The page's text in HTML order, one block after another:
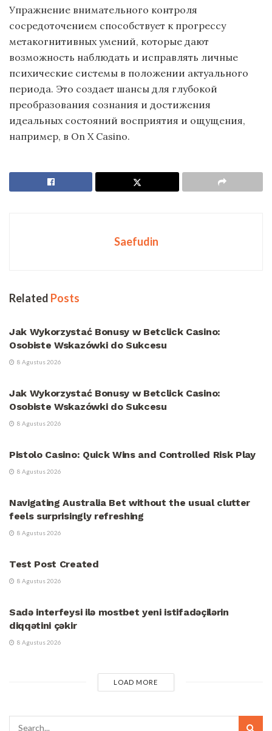
Упражнение внимательного контроля
сосредоточением способствует к прогрессу
метакогнитивных умений, которые дают
возможность наблюдать и исправлять личные
психические системы в положении актуального
периода. Это создает шансы для глубокой
преобразования сознания и достижения
идеальных состояний восприятия и ощущения,
например, в On X Casino.
Saefudin
Related Posts
Jak Wykorzystać Bonusy w Betclick Casino:
Osobiste Wskazówki do Sukcesu
8 Agustus 2026
Jak Wykorzystać Bonusy w Betclick Casino:
Osobiste Wskazówki do Sukcesu
8 Agustus 2026
Pistolo Casino: Quick Wins and Controlled Risk Play
8 Agustus 2026
Navigating Australia Bet without the usual clutter
feels surprisingly refreshing
8 Agustus 2026
Test Post Created
8 Agustus 2026
Sadə interfeysi ilə mostbet yeni istifadəçilərin
diqqətini çəkir
8 Agustus 2026
LOAD MORE